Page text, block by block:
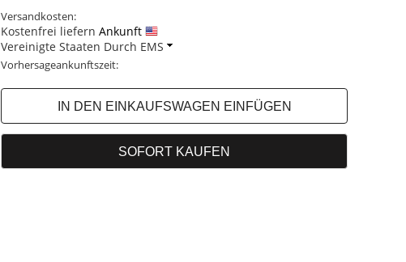
Versandkosten:
Kostenfrei liefern Ankunft
Vereinigte Staaten Durch EMS
Vorhersageankunftszeit: